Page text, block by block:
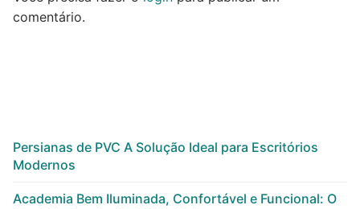
comentário.
Persianas de PVC A Solução Ideal para Escritórios
Modernos
Academia Bem Iluminada, Confortável e Funcional: O